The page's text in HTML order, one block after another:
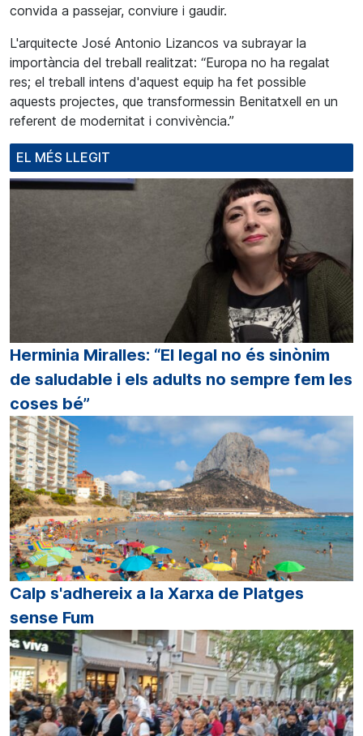
convida a passejar, conviure i gaudir.
L'arquitecte José Antonio Lizancos va subrayar la
importància del treball realitzat: “Europa no ha regalat
res; el treball intens d'aquest equip ha fet possible
aquests projectes, que transformessin Benitatxell en un
referent de modernitat i convivència.”
EL MÉS LLEGIT
Herminia Miralles: “El legal no és sinònim
de saludable i els adults no sempre fem les
coses bé”
Calp s'adhereix a la Xarxa de Platges
sense Fum